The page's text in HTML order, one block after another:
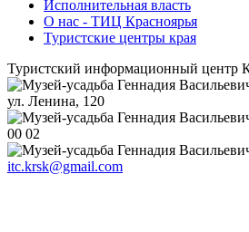
Исполнительная власть
О нас - ТИЦ Красноярья
Туристские центры края
Туристский информационный центр
ул. Ленина, 120
00 02
itc.krsk@gmail.com